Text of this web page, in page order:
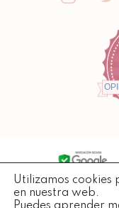
Copyright ©2026
Utilizamos cookies
en nuestra web.